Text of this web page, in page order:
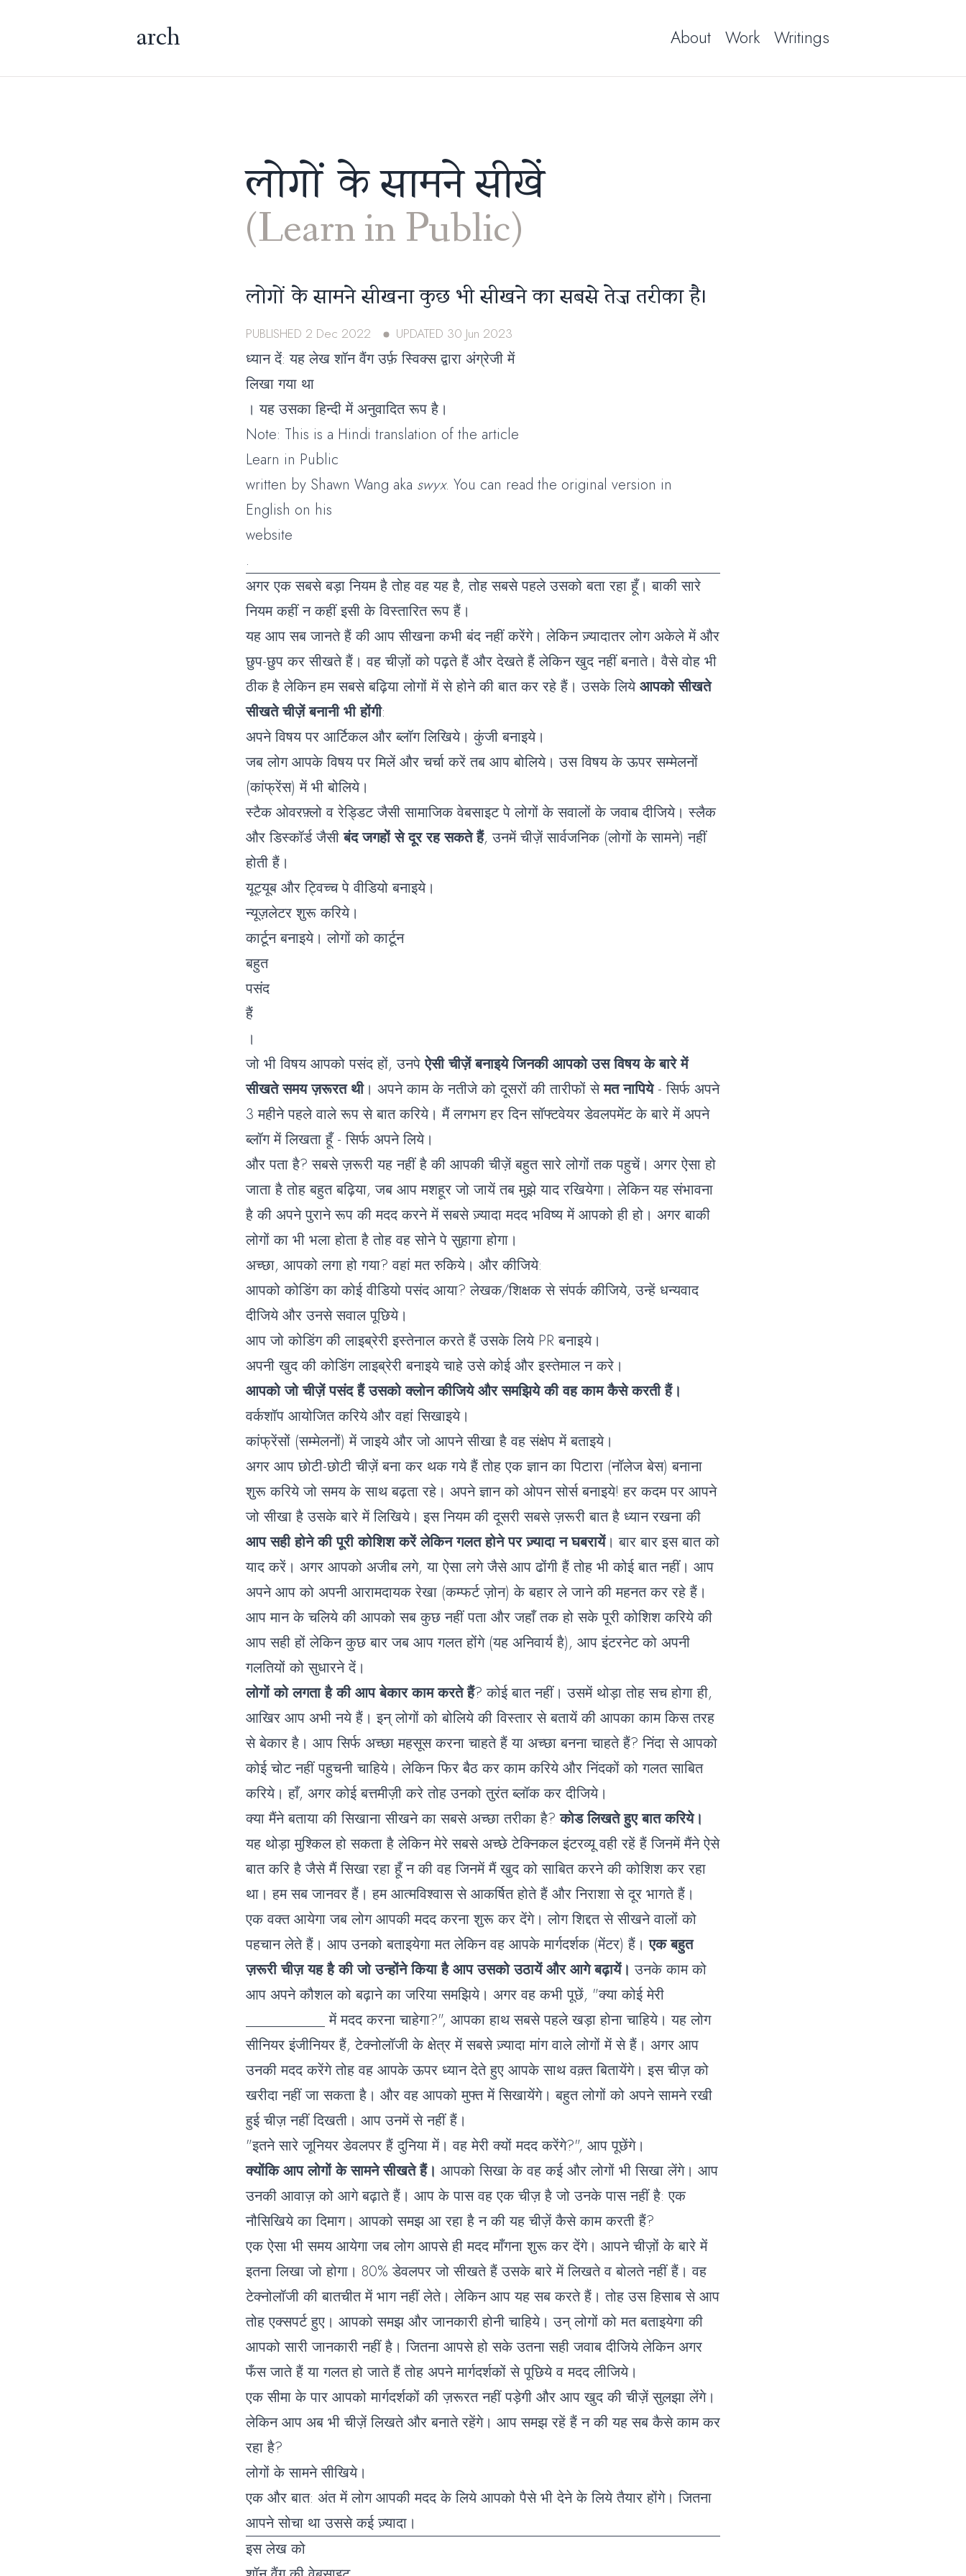
arch About Work Writings
लोगों के सामने सीखें
(Learn in Public)
लोगों के सामने सीखना कुछ भी सीखने का सबसे तेज़ तरीका है।
PUBLISHED 2 Dec 2022 UPDATED 30 Jun 2023
ध्यान दें: यह लेख शॉन वैंग उर्फ़ स्विक्स द्वारा अंग्रेजी में
लिखा गया था
। यह उसका हिन्दी में अनुवादित रूप है।
Note: This is a Hindi translation of the article
Learn in Public
written by Shawn Wang aka swyx. You can read the original version in
English on his
website
.
अगर एक सबसे बड़ा नियम है तोह वह यह है, तोह सबसे पहले उसको बता रहा हूँ। बाकी सारे
नियम कहीं न कहीं इसी के विस्तारित रूप हैं।
यह आप सब जानते हैं की आप सीखना कभी बंद नहीं करेंगे। लेकिन ज़्यादातर लोग अकेले में और
छुप-छुप कर सीखते हैं। वह चीज़ों को पढ़ते हैं और देखते हैं लेकिन खुद नहीं बनाते। वैसे वोह भी
ठीक है लेकिन हम सबसे बढ़िया लोगों में से होने की बात कर रहे हैं। उसके लियेआपको सीखते
सीखते चीज़ें बनानी भी होंगी:
अपने विषय पर आर्टिकल और ब्लॉग लिखिये। कुंजी बनाइये।
जब लोग आपके विषय पर मिलें और चर्चा करें तब आप बोलिये। उस विषय के ऊपर सम्मेलनों
(कांफ्रेंस) में भी बोलिये।
स्टैक ओवरफ़्लो व रेड्डिट जैसी सामाजिक वेबसाइट पे लोगों के सवालों के जवाब दीजिये। स्लैक
और डिस्कॉर्ड जैसीबंद जगहों से दूर रह सकते हैं, उनमें चीज़ें सार्वजनिक (लोगों के सामने) नहीं
होती हैं।
यूट्यूब और ट्विच्च पे वीडियो बनाइये।
न्यूज़लेटर शुरू करिये।
कार्टून बनाइये। लोगों को कार्टून
बहुत
पसंद
हैं
।
जो भी विषय आपको पसंद हों, उनपेऐसी चीज़ें बनाइये जिनकी आपको उस विषय के बारे में
सीखते समय ज़रूरत थी। अपने काम के नतीजे को दूसरों की तारीफों सेमत नापिये- सिर्फ अपने
3 महीने पहले वाले रूप से बात करिये। मैं लगभग हर दिन सॉफ्टवेयर डेवलपमेंट के बारे में अपने
ब्लॉग में लिखता हूँ - सिर्फ अपने लिये।
और पता है? सबसे ज़रूरी यह नहीं है की आपकी चीज़ें बहुत सारे लोगों तक पहुचें। अगर ऐसा हो
जाता है तोह बहुत बढ़िया, जब आप मशहूर जो जायें तब मुझे याद रखियेगा। लेकिन यह संभावना
है की अपने पुराने रूप की मदद करने में सबसे ज़्यादा मदद भविष्य में आपको ही हो। अगर बाकी
लोगों का भी भला होता है तोह वह सोने पे सुहागा होगा।
अच्छा, आपको लगा हो गया? वहां मत रुकिये। और कीजिये:
आपको कोडिंग का कोई वीडियो पसंद आया? लेखक/शिक्षक से संपर्क कीजिये, उन्हें धन्यवाद
दीजिये और उनसे सवाल पूछिये।
आप जो कोडिंग की लाइब्रेरी इस्तेनाल करते हैं उसके लिये PR बनाइये।
अपनी खुद की कोडिंग लाइब्रेरी बनाइये चाहे उसे कोई और इस्तेमाल न करे।
आपको जो चीज़ें पसंद हैं उसको क्लोन कीजिये और समझिये की वह काम कैसे करती हैं।
वर्कशॉप आयोजित करिये और वहां सिखाइये।
कांफ्रेंसों (सम्मेलनों) में जाइये और जो आपने सीखा है वह संक्षेप में बताइये।
अगर आप छोटी-छोटी चीज़ें बना कर थक गये हैं तोह एक ज्ञान का पिटारा (नॉलेज बेस) बनाना
शुरू करिये जो समय के साथ बढ़ता रहे। अपने ज्ञान को ओपन सोर्स बनाइये! हर कदम पर आपने
जो सीखा है उसके बारे में लिखिये। इस नियम की दूसरी सबसे ज़रूरी बात है ध्यान रखना की
आप सही होने की पूरी कोशिश करें लेकिन गलत होने पर ज़्यादा न घबरायें। बार बार इस बात को
याद करें। अगर आपको अजीब लगे, या ऐसा लगे जैसे आप ढोंगी हैं तोह भी कोई बात नहीं। आप
अपने आप को अपनी आरामदायक रेखा (कम्फर्ट ज़ोन) के बहार ले जाने की महनत कर रहे हैं।
आप मान के चलिये की आपको सब कुछ नहीं पता और जहाँ तक हो सके पूरी कोशिश करिये की
आप सही हों लेकिन कुछ बार जब आप गलत होंगे (यह अनिवार्य है), आप इंटरनेट को अपनी
गलतियों को सुधारने दें।
लोगों को लगता है की आप बेकार काम करते हैं? कोई बात नहीं। उसमें थोड़ा तोह सच होगा ही,
आखिर आप अभी नये हैं। इन् लोगों को बोलिये की विस्तार से बतायें की आपका काम किस तरह
से बेकार है। आप सिर्फ अच्छा महसूस करना चाहते हैं या अच्छा बनना चाहते हैं? निंदा से आपको
कोई चोट नहीं पहुचनी चाहिये। लेकिन फिर बैठ कर काम करिये और निंदकों को गलत साबित
करिये। हाँ, अगर कोई बत्तमीज़ी करे तोह उनको तुरंत ब्लॉक कर दीजिये।
क्या मैंने बताया की सिखाना सीखने का सबसे अच्छा तरीका है?कोड लिखते हुए बात करिये।
यह थोड़ा मुश्किल हो सकता है लेकिन मेरे सबसे अच्छे टेक्निकल इंटरव्यू वही रहें हैं जिनमें मैंने ऐसे
बात करि है जैसे मैं सिखा रहा हूँ न की वह जिनमें मैं खुद को साबित करने की कोशिश कर रहा
था। हम सब जानवर हैं। हम आत्मविश्वास से आकर्षित होते हैं और निराशा से दूर भागते हैं।
एक वक्त आयेगा जब लोग आपकी मदद करना शुरू कर देंगे। लोग शिद्दत से सीखने वालों को
पहचान लेते हैं। आप उनको बताइयेगा मत लेकिन वह आपके मार्गदर्शक (मेंटर) हैं।एक बहुत
ज़रूरी चीज़ यह है की जो उन्होंने किया है आप उसको उठायें और आगे बढ़ायें। उनके काम को
आप अपने कौशल को बढ़ाने का जरिया समझिये। अगर वह कभी पूछें, "क्या कोई मेरी
___________ में मदद करना चाहेगा?", आपका हाथ सबसे पहले खड़ा होना चाहिये। यह लोग
सीनियर इंजीनियर हैं, टेक्नोलॉजी के क्षेत्र में सबसे ज़्यादा मांग वाले लोगों में से हैं। अगर आप
उनकी मदद करेंगे तोह वह आपके ऊपर ध्यान देते हुए आपके साथ वक़्त बितायेंगे। इस चीज़ को
खरीदा नहीं जा सकता है। और वह आपको मुफ्त में सिखायेंगे। बहुत लोगों को अपने सामने रखी
हुई चीज़ नहीं दिखती। आप उनमें से नहीं हैं।
"इतने सारे जूनियर डेवलपर हैं दुनिया में। वह मेरी क्यों मदद करेंगे?", आप पूछेंगे।
क्योंकि आप लोगों के सामने सीखते हैं। आपको सिखा के वह कई और लोगों भी सिखा लेंगे। आप
उनकी आवाज़ को आगे बढ़ाते हैं। आप के पास वह एक चीज़ है जो उनके पास नहीं है: एक
नौसिखिये का दिमाग। आपको समझ आ रहा है न की यह चीज़ें कैसे काम करती हैं?
एक ऐसा भी समय आयेगा जब लोग आपसे ही मदद माँगना शुरू कर देंगे। आपने चीज़ों के बारे में
इतना लिखा जो होगा। 80% डेवलपर जो सीखते हैं उसके बारे में लिखते व बोलते नहीं हैं। वह
टेक्नोलॉजी की बातचीत में भाग नहीं लेते। लेकिन आप यह सब करते हैं। तोह उस हिसाब से आप
तोह एक्सपर्ट हुए। आपको समझ और जानकारी होनी चाहिये। उन् लोगों को मत बताइयेगा की
आपको सारी जानकारी नहीं है। जितना आपसे हो सके उतना सही जवाब दीजिये लेकिन अगर
फँस जाते हैं या गलत हो जाते हैं तोह अपने मार्गदर्शकों से पूछिये व मदद लीजिये।
एक सीमा के पार आपको मार्गदर्शकों की ज़रूरत नहीं पड़ेगी और आप खुद की चीज़ें सुलझा लेंगे।
लेकिन आप अब भी चीज़ें लिखते और बनाते रहेंगे। आप समझ रहें हैं न की यह सब कैसे काम कर
रहा है?
लोगों के सामने सीखिये।
एक और बात: अंत में लोग आपकी मदद के लिये आपको पैसे भी देने के लिये तैयार होंगे। जितना
आपने सोचा था उससे कई ज़्यादा।
इस लेख को